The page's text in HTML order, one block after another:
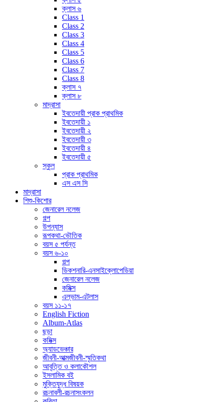
ক্লাস ৬
Class 1
Class 2
Class 3
Class 4
Class 5
Class 6
Class 7
Class 8
ক্লাস ৭
ক্লাস ৮
মাদ্রাসা
ইবতেদায়ী প্রাক প্রাথমিক
ইবতেদায়ী ১
ইবতেদায়ী ২
ইবতেদায়ী ৩
ইবতেদায়ী ৪
ইবতেদায়ী ৫
স্কুল
প্রাক প্রাথমিক
এস এস সি
মাদ্রাসা
শিশু-কিশোর
জেনারেল নলেজ
গল্প
উপন্যাস
রূপকথা-ভৌতিক
বয়স ৫ পর্যন্ত
বয়স ৬-১০
গল্প
ডিকশনারি-এনসাইক্লোপেডিয়া
জেনারেল নলেজ
কমিক্স
এল্ভাম-এটলাস
বয়স ১১-১৭
English Fiction
Album-Atlas
ছড়া
কমিক্স
অ্যাডভেঞ্চার
জীবনী-আত্মজীবনী-স্মৃতিকথা
আবৃত্তি ও কলাকৌশল
ইসলামিক বই
মুক্তিযুদ্ধ বিষয়ক
রচনাবলী-রচনাসংকলন